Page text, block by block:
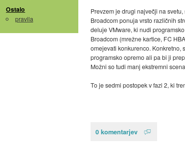
Ostalo
pravila
Prevzem je drugi največji na
Broadcom ponuja vrsto različnih
deluje VMware, ki nudi
Broadcom (mrežne kartice, FC
omejevati konkurenco. Konkretno,
programsko opremo ali pa bi ji
Možni so tudi manj ekstremni
To je sedmi postopek v fazi 2, ki
0 komentarjev